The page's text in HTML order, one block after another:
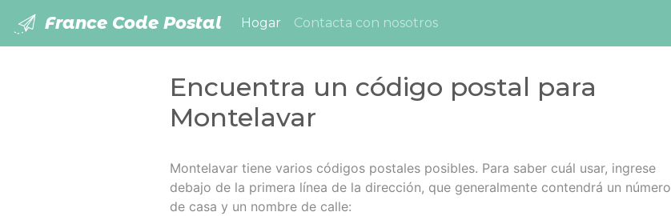
France Code Postal Hogar (current)
Contacta con nosotros
Encuentra un código postal para
Montelavar
Montelavar tiene varios códigos postales posibles. Para saber cuál usar, ingrese
debajo de la primera línea de la dirección, que generalmente contendrá un número
de casa y un nombre de calle: